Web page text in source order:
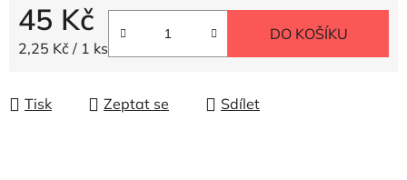
45 Kč
Měrná cena:
2,25 Kč / 1 ks
DO KOŠÍKU
Tisk Zeptat se Sdílet